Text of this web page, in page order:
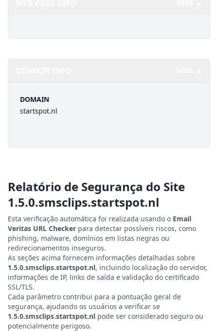
DOMAIN
startspot.nl
Relatório de Segurança do Site
1.5.0.smsclips.startspot.nl
Esta verificação automática foi realizada usando o Email
Veritas URL Checker para detectar possíveis riscos, como
phishing, malware, domínios em listas negras ou
redirecionamentos inseguros.
As seções acima fornecem informações detalhadas sobre
1.5.0.smsclips.startspot.nl, incluindo localização do servidor,
informações de IP, links de saída e validação do certificado
SSL/TLS.
Cada parâmetro contribui para a pontuação geral de
segurança, ajudando os usuários a verificar se
1.5.0.smsclips.startspot.nl pode ser considerado seguro ou
potencialmente perigoso.